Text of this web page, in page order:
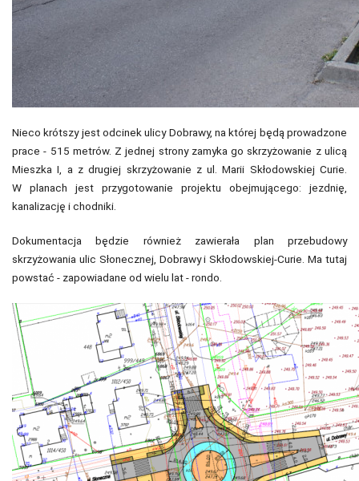
Nieco krótszy jest odcinek ulicy Dobrawy, na której będą prowadzone
prace - 515 metrów. Z jednej strony zamyka go skrzyżowanie z ulicą
Mieszka I, a z drugiej skrzyżowanie z ul. Marii Skłodowskiej Curie.
W planach jest przygotowanie projektu obejmującego: jezdnię,
kanalizację i chodniki.
Dokumentacja będzie również zawierała plan przebudowy
skrzyżowania ulic Słonecznej, Dobrawy i Skłodowskiej-Curie. Ma tutaj
powstać - zapowiadane od wielu lat - rondo.